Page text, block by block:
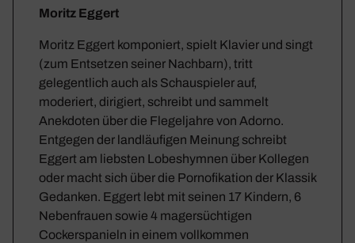
Moritz Eggert
Moritz Eggert komponiert, spielt Klavier und singt
(zum Entsetzen seiner Nachbarn), tritt
gelegentlich auch als Schauspieler auf,
moderiert, dirigiert, schreibt und sammelt
Anekdoten über die Flegeljahre von Adorno.
Entgegen der landläufigen Meinung schreibt
Eggert am liebsten Lobeshymnen über Kollegen
oder macht sich über die Pornofikation der Klassik
Gedanken. Eggert lebt mit seinen 17 Kindern, 6
Nebenfrauen sowie 4 magersüchtigen
Cockerspanieln in einem vollkommen